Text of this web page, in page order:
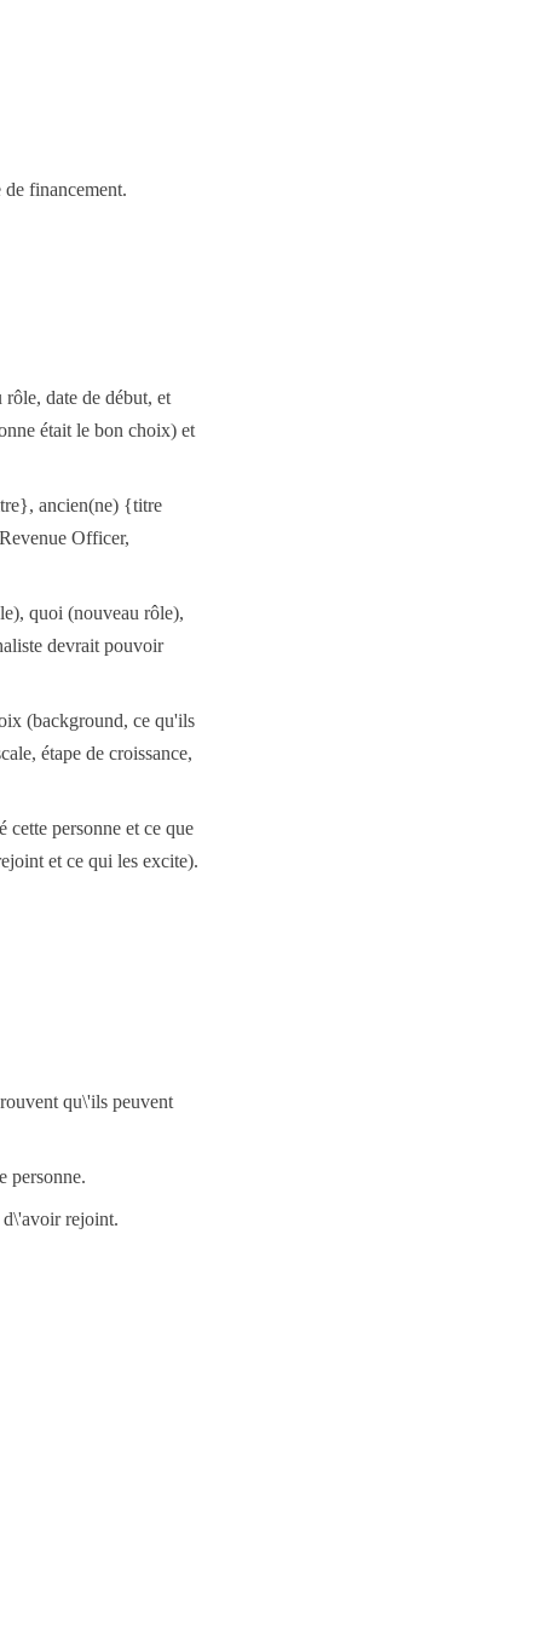
financement.
date de début, et
était le bon choix) et
ancien(ne) {titre
Officer,
quoi (nouveau rôle),
devrait pouvoir
(background, ce qu'ils
étape de croissance,
personne et ce que
et ce qui les excite).
qu\'ils peuvent
personne.
rejoint.